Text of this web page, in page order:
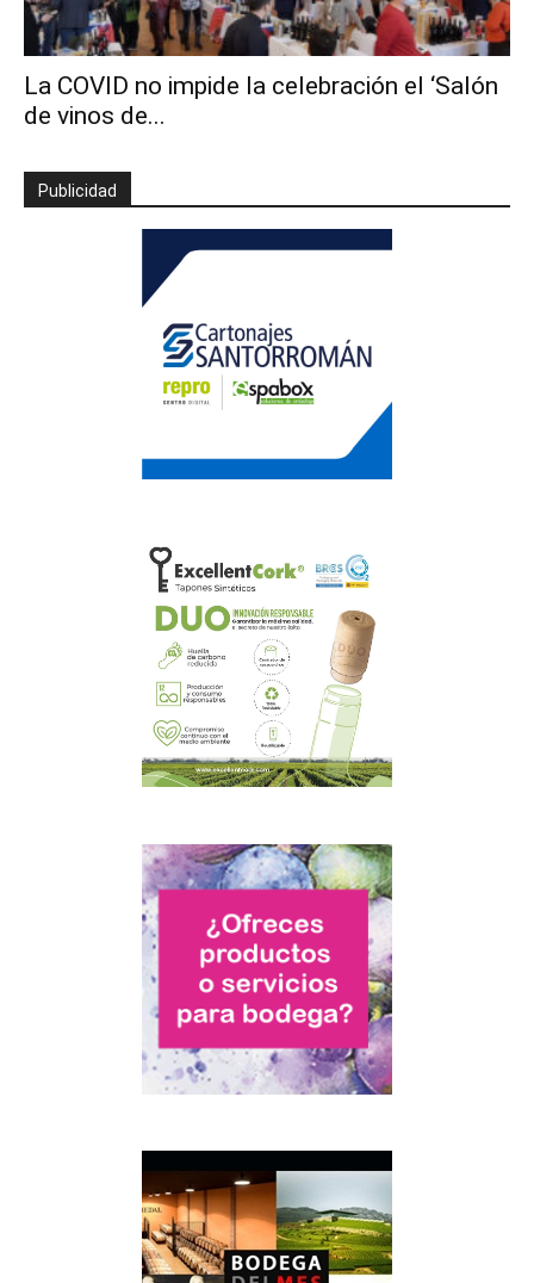
La COVID no impide la celebración el ‘Salón
de vinos de...
Publicidad